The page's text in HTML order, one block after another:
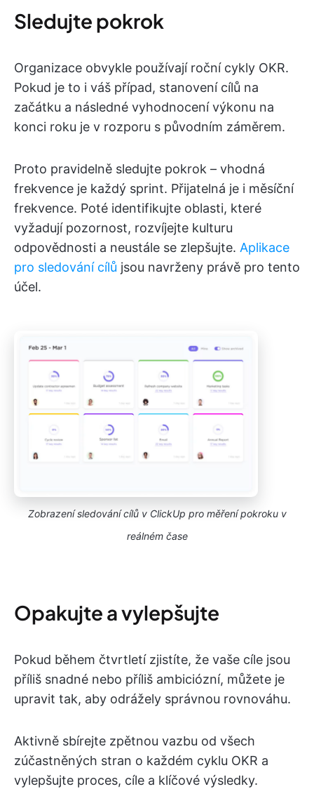
Sledujte pokrok
Organizace obvykle používají roční cykly OKR.
Pokud je to i váš případ, stanovení cílů na
začátku a následné vyhodnocení výkonu na
konci roku je v rozporu s původním záměrem.
Proto pravidelně sledujte pokrok – vhodná
frekvence je každý sprint. Přijatelná je i měsíční
frekvence. Poté identifikujte oblasti, které
vyžadují pozornost, rozvíjejte kulturu
odpovědnosti a neustále se zlepšujte. Aplikace
pro sledování cílů jsou navrženy právě pro tento
účel.
Zobrazení sledování cílů v ClickUp pro měření pokroku v
reálném čase
Opakujte a vylepšujte
Pokud během čtvrtletí zjistíte, že vaše cíle jsou
příliš snadné nebo příliš ambiciózní, můžete je
upravit tak, aby odrážely správnou rovnováhu.
Aktivně sbírejte zpětnou vazbu od všech
zúčastněných stran o každém cyklu OKR a
vylepšujte proces, cíle a klíčové výsledky.